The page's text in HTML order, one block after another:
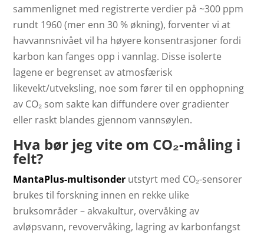
sammenlignet med registrerte verdier på ~300 ppm
rundt 1960 (mer enn 30 % økning), forventer vi at
havvannsnivået vil ha høyere konsentrasjoner fordi
karbon kan fanges opp i vannlag. Disse isolerte
lagene er begrenset av atmosfærisk
likevekt/utveksling, noe som fører til en opphopning
av CO₂ som sakte kan diffundere over gradienter
eller raskt blandes gjennom vannsøylen.
Hva bør jeg vite om CO₂-måling i
felt?
MantaPlus-multisonder utstyrt med CO₂-sensorer
brukes til forskning innen en rekke ulike
bruksområder – akvakultur, overvåking av
avløpsvann, revovervåking, lagring av karbonfangst